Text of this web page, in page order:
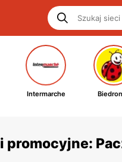
Intermarche
promocyjne: